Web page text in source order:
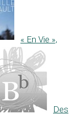
« En Vie »,
Des